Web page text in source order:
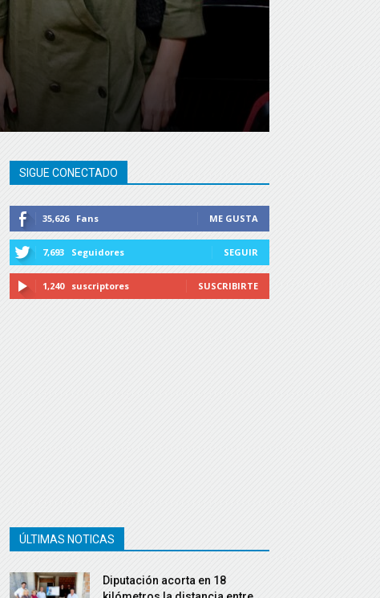
SIGUE CONECTADO
35,626 Fans ME GUSTA
7,693 Seguidores SEGUIR
1,240 suscriptores SUSCRIBIRTE
ÚLTIMAS NOTICAS
Diputación acorta en 18